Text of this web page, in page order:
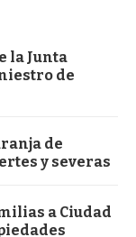
la Junta
de
de
y severas
a Ciudad